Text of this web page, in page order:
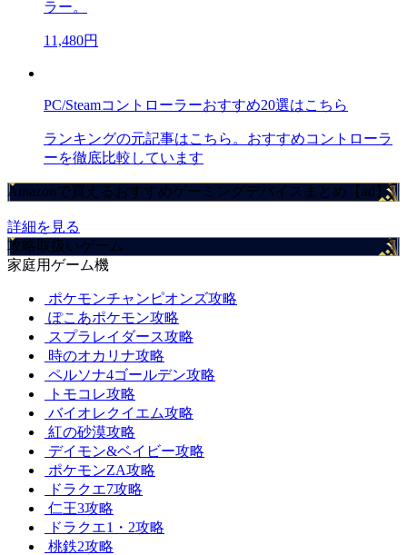
ラー。
11,480円
PC/Steamコントローラーおすすめ20選はこちら
ランキングの元記事はこちら。おすすめコントローラ
ーを徹底比較しています
Amazonで買えるおすすめゲーミングデバイスまとめ【ad】
詳細を見る
攻略取扱いゲーム
家庭用ゲーム機
ポケモンチャンピオンズ攻略
ぽこあポケモン攻略
スプラレイダース攻略
時のオカリナ攻略
ペルソナ4ゴールデン攻略
トモコレ攻略
バイオレクイエム攻略
紅の砂漠攻略
デイモン&ベイビー攻略
ポケモンZA攻略
ドラクエ7攻略
仁王3攻略
ドラクエ1・2攻略
桃鉄2攻略